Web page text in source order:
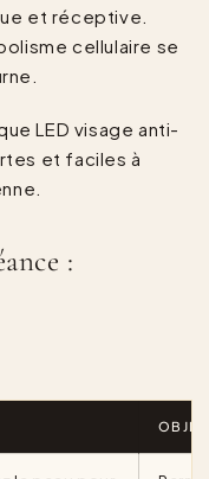
et réceptive.
cellulaire se
LED visage anti-
et faciles à
: